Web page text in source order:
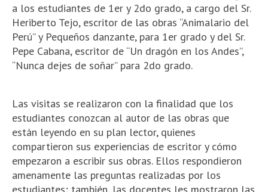
a los estudiantes de 1er y 2do grado, a cargo del Sr.
Heriberto Tejo, escritor de las obras “Animalario del
Perú” y Pequeños danzante, para 1er grado y del Sr.
Pepe Cabana, escritor de “Un dragón en los Andes”,
“Nunca dejes de soñar” para 2do grado.
Las visitas se realizaron con la finalidad que los
estudiantes conozcan al autor de las obras que
están leyendo en su plan lector, quienes
compartieron sus experiencias de escritor y cómo
empezaron a escribir sus obras. Ellos respondieron
amenamente las preguntas realizadas por los